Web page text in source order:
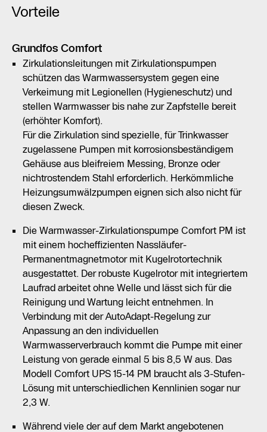
Vorteile
Grundfos Comfort
Zirkulationsleitungen mit Zirkulationspumpen
schützen das Warmwassersystem gegen eine
Verkeimung mit Legionellen (Hygieneschutz) und
stellen Warmwasser bis nahe zur Zapfstelle bereit
(erhöhter Komfort).
Für die Zirkulation sind spezielle, für Trinkwasser
zugelassene Pumpen mit korrosionsbeständigem
Gehäuse aus bleifreiem Messing, Bronze oder
nichtrostendem Stahl erforderlich. Herkömmliche
Heizungsumwälzpumpen eignen sich also nicht für
diesen Zweck.
Die Warmwasser-Zirkulationspumpe Comfort PM ist
mit einem hocheffizienten Nassläufer-
Permanentmagnetmotor mit Kugelrotortechnik
ausgestattet. Der robuste Kugelrotor mit integriertem
Laufrad arbeitet ohne Welle und lässt sich für die
Reinigung und Wartung leicht entnehmen. In
Verbindung mit der AutoAdapt-Regelung zur
Anpassung an den individuellen
Warmwasserverbrauch kommt die Pumpe mit einer
Leistung von gerade einmal 5 bis 8,5 W aus. Das
Modell Comfort UPS 15-14 PM braucht als 3-Stufen-
Lösung mit unterschiedlichen Kennlinien sogar nur
2,3 W.
Während viele der auf dem Markt angebotenen